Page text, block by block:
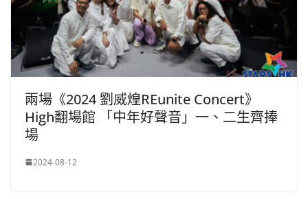
兩場《2024 劉威煌REunite Concert》
High翻場館 「中年好聲音」一、二生齊捧
場
2024-08-12